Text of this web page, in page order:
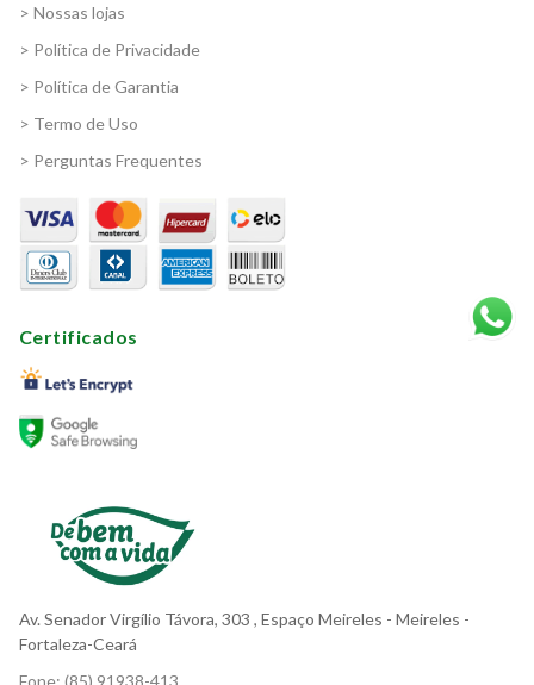
> Nossas lojas
> Política de Privacidade
> Política de Garantia
> Termo de Uso
> Perguntas Frequentes
Certificados
Av. Senador Virgílio Távora, 303 , Espaço Meireles - Meireles -
Fortaleza-Ceará
Fone: (85) 91938-413